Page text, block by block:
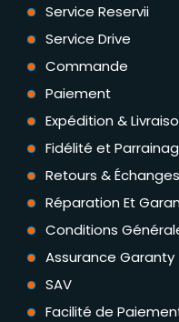
Service Reservii
Service Drive
Commande
Paiement
Expédition &
Fidélité et
Retours & Échanges
Réparation Et
Conditions
Assurance Garanty
SAV
Facilité de